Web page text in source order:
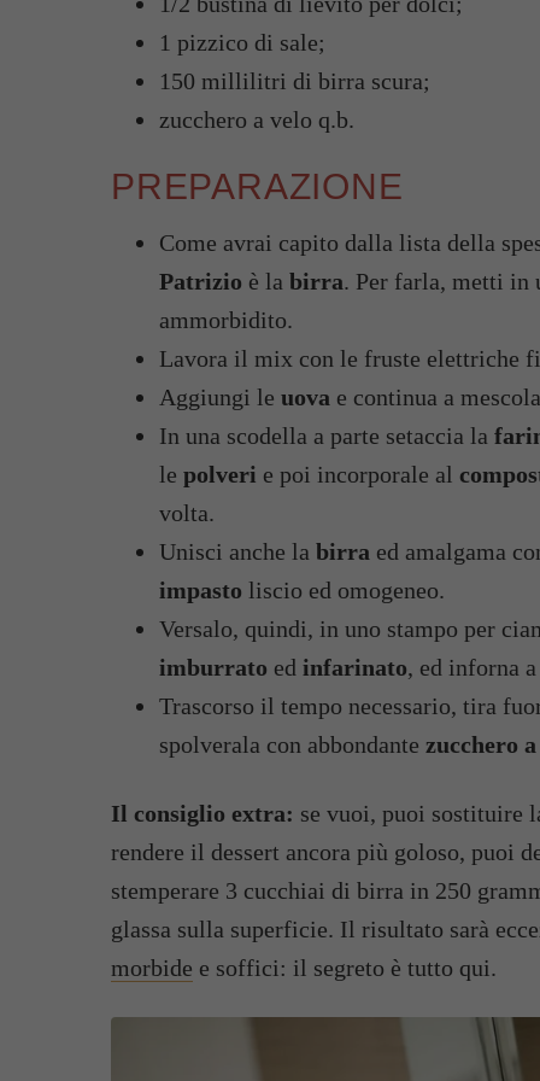
1 pizzico di sale;
150 millilitri di birra scura;
zucchero a velo q.b.
PREPARAZIONE
Come avrai capito dalla lista della
Patrizio è la birra. Per farla, metti in
ammorbidito.
Lavora il mix con le fruste elettriche
Aggiungi le uova e continua a
In una scodella a parte setaccia la
le polveri e poi incorporale al
volta.
Unisci anche la birra ed amalgama
impasto liscio ed omogeneo.
Versalo, quindi, in uno stampo per
imburrato ed infarinato, ed inforna
Trascorso il tempo necessario, tira
spolverala con abbondante zucchero
Il consiglio extra: se vuoi, puoi sostituire
rendere il dessert ancora più goloso, puoi
stemperare 3 cucchiai di birra in 250
glassa sulla superficie. Il risultato sarà
morbide e soffici: il segreto è tutto qui.